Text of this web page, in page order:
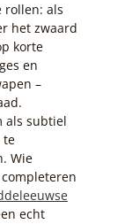
rollen: als
het zwaard
korte
en
–
als subtiel
te
Wie
echt